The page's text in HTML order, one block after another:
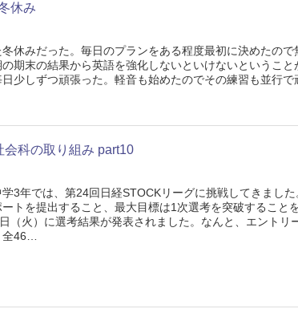
休み
休みだった。毎日のプランをある程度最初に決めたので
期末の結果から英語を強化しないといけないというこ
少しずつ頑張った。軽音も始めたのでその練習も並行
会科の取り組み part10
3年では、第24回日経STOCKリーグに挑戦してきまし
ートを提出すること、最大目標は1次選考を突破すること
（火）に選考結果が発表されました。なんと、エントリ
46…